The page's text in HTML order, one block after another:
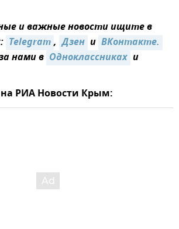
и важные новости ищите в
Telegram, Дзен и ВКонтакте.
нами в Одноклассниках и
РИА Новости Крым: